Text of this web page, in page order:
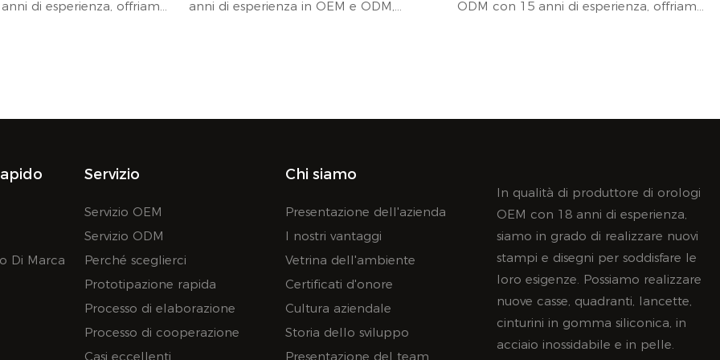
di esperienza, offriamo
tua attività!
anni di esperienza in OEM e ODM,
ODM con 15 anni di esperienza, offriamo
Di Marca
Servizio
Servizio OEM
Servizio ODM
Perché sceglierci
Prototipazione rapida
Processo di elaborazione
Processo di cooperazione
Casi eccellenti
Chi siamo
Presentazione dell'azienda
I nostri vantaggi
Vetrina dell'ambiente
Certificati d'onore
Cultura aziendale
Storia dello sviluppo
Presentazione del team
In qualità di produttore di orologi
OEM con 18 anni di esperienza,
siamo in grado di realizzare nuovi
stampi e disegni per soddisfare le
loro esigenze. Possiamo realizzare
nuove casse, quadranti, lancette,
cinturini in gomma siliconica, in
acciaio inossidabile e in pelle.